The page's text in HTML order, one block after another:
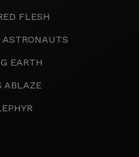
FLESH
ASTRONAUTS
EARTH
ABLAZE